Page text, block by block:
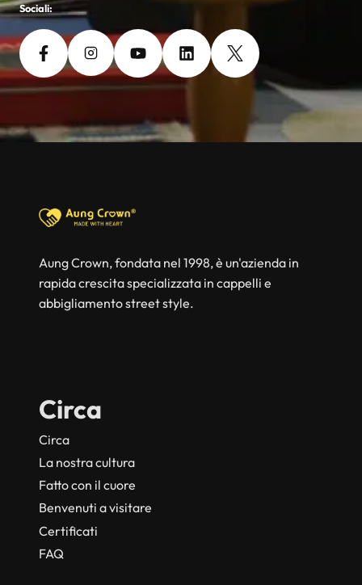
Sociali:
Aung Crown, fondata nel 1998, è un'azienda in
rapida crescita specializzata in cappelli e
abbigliamento street style.
Circa
Circa
La nostra cultura
Fatto con il cuore
Benvenuti a visitare
Certificati
FAQ